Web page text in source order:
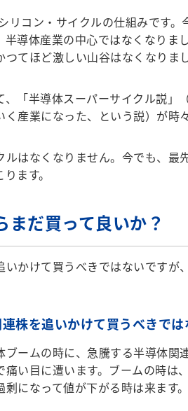
コン・サイクルの仕組みです。
半導体産業の中心ではなくなりま
てほど激しい山谷はなくなりまし
「半導体スーパーサイクル説」
産業になった、という説）が時
はなくなりません。今でも、最
ます。
まだ買って良いか？
かけて買うべきではないですが
株を追いかけて買うべきでは
ームの時に、急騰する半導体関
い目に遭います。ブームの時は
になって値が下がる時は来ます